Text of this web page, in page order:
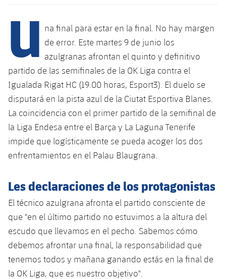
Centro de documentación
plusicon
más
Instalaciones
Spotify Camp Nou
Palau Blaugrana
Barça Cafe
Ciutat Esportiva
La Masia
plusicon
más
Servicios
Servicios Médicos
plusicon
más
Acreditaciones
U na final para estar en la final. No hay margen
de error. Este martes 9 de junio los
azulgranas afrontan el quinto y definitivo
partido de las semifinales de la OK Liga contra el
Igualada Rigat HC (19.00 horas, Esport3). El duelo se
disputará en la pista azul de la Ciutat Esportiva Blanes.
La coincidencia con el primer partido de la semifinal de
la Liga Endesa entre el Barça y La Laguna Tenerife
impide que logísticamente se pueda acoger los dos
enfrentamientos en el Palau Blaugrana.
Les declaraciones de los protagonistas
El técnico azulgrana afronta el partido consciente de
que "en el último partido no estuvimos a la altura del
escudo que llevamos en el pecho. Sabemos cómo
debemos afrontar una final, la responsabilidad que
tenemos todos y mañana ganando estás en la final de
la OK Liga, que es nuestro objetivo".